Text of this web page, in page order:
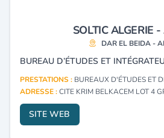
SOLTIC ALGERIE
DAR EL BEIDA -
PRESTATIONS : BUREAUX D'ÉTUDES ET DE
ADRESSE :CITE KRIM BELKACEM LOT 4 GPE 6
SITE WEB